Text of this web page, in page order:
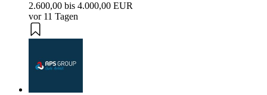
2.600,00 bis 4.000,00 EUR
vor 11 Tagen